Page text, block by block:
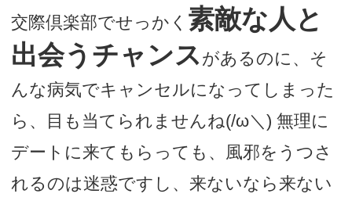
交際倶楽部でせっかく 素敵な人と
出会うチャンスがあるのに、そ
んな病気でキャンセルになってしまった
ら、目も当てられませんね(/ω＼) 無理に
デートに来てもらっても、風邪をうつさ
れるのは迷惑ですし、来ないなら来ない